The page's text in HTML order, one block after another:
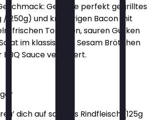
Genieße perfekt gegrilltes
/ 250g) und knusprigen Bacon mit
frischen Tomaten, sauren Gurken
im klassischen Sesam Brötchen
BBQ Sauce verfeinert.
dich auf saftiges Rindfleisch (125g